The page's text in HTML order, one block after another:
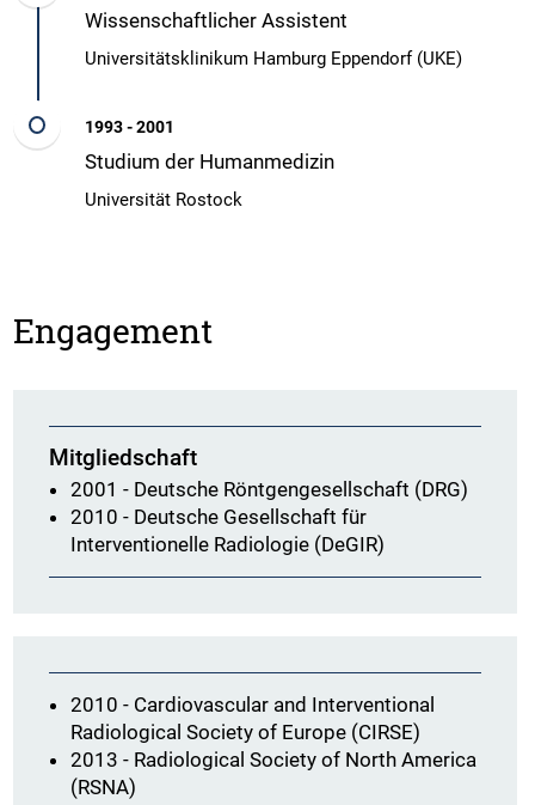
Wissenschaftlicher Assistent
Universitätsklinikum Hamburg Eppendorf (UKE)
1993 - 2001
Studium der Humanmedizin
Universität Rostock
Engagement
Mitgliedschaft
2001 - Deutsche Röntgengesellschaft (DRG)
2010 - Deutsche Gesellschaft für
Interventionelle Radiologie (DeGIR)
2010 - Cardiovascular and Interventional
Radiological Society of Europe (CIRSE)
2013 - Radiological Society of North America
(RSNA)